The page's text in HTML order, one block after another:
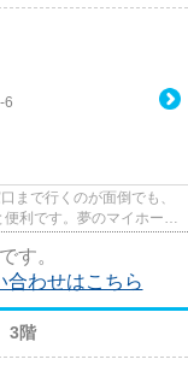
6
まで行くのが面倒でも、
利です。夢のマイホーム
す。
わせはこちら
3階